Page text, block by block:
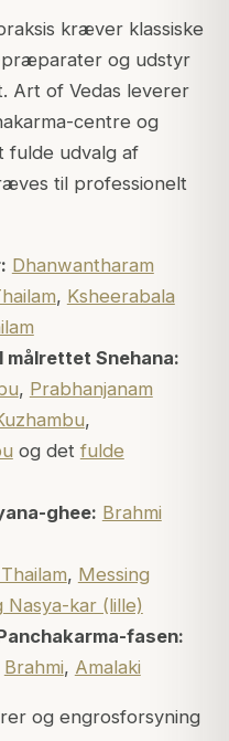
kræver klassiske
præparater og udstyr
Art of Vedas leverer
centre og
fulde udvalg af
til professionelt
Dhanwantharam
, Ksheerabala
Snehana:
, Prabhanjanam
,
og det fulde
ghee: Brahmi
, Messing
Nasya-kar (lille)
fasen:
Brahmi, Amalaki
og engrosforsyning